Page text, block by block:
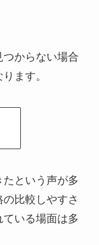
からない場合
ます。
という声が多
比較しやすさ
いる場面は多